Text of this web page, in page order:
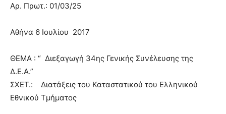
Αρ. Πρωτ.: 01/03/25
Αθήνα 6 Ιουλίου 2017
ΘΕΜΑ : “ Διεξαγωγή 34ης Γενικής Συνέλευσης της
Δ.Ε.Α.”
ΣΧΕΤ.: Διατάξεις του Καταστατικού του Ελληνικού
Εθνικού Τμήματος